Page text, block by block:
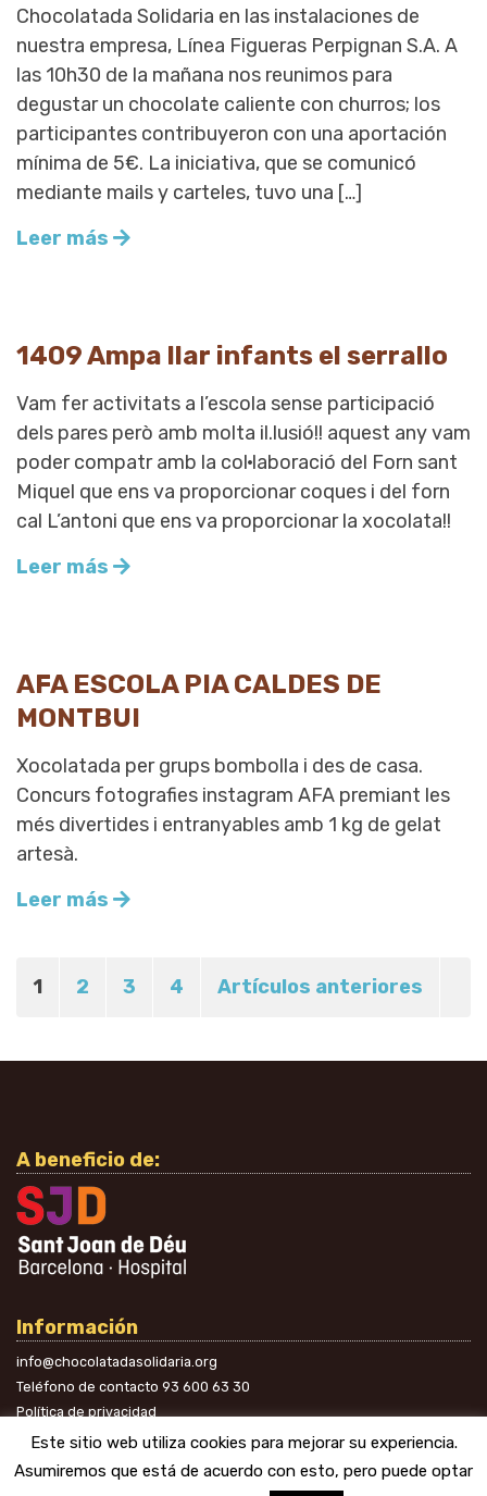
Chocolatada Solidaria en las instalaciones de
nuestra empresa, Línea Figueras Perpignan S.A. A
las 10h30 de la mañana nos reunimos para
degustar un chocolate caliente con churros; los
participantes contribuyeron con una aportación
mínima de 5€. La iniciativa, que se comunicó
mediante mails y carteles, tuvo una […]
Leer más
1409 Ampa llar infants el serrallo
Vam fer activitats a l’escola sense participació
dels pares però amb molta il.lusió!! aquest any vam
poder compatr amb la col·laboració del Forn sant
Miquel que ens va proporcionar coques i del forn
cal L’antoni que ens va proporcionar la xocolata!!
Leer más
AFA ESCOLA PIA CALDES DE
MONTBUI
Xocolatada per grups bombolla i des de casa.
Concurs fotografies instagram AFA premiant les
més divertides i entranyables amb 1 kg de gelat
artesà.
Leer más
1 2 3 4 Artículos anteriores
A beneficio de:
Información
info@chocolatadasolidaria.org
Teléfono de contacto 93 600 63 30
Política de privacidad
En las redes
Este sitio web utiliza cookies para mejorar su experiencia.
Asumiremos que está de acuerdo con esto, pero puede optar